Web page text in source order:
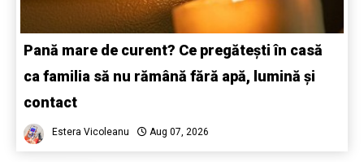
Pană mare de curent? Ce pregătești în casă
ca familia să nu rămână fără apă, lumină și
contact
Estera Vicoleanu Aug 07, 2026